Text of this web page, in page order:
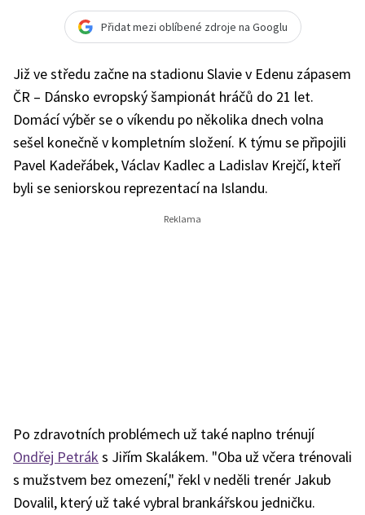
Přidat mezi oblíbené zdroje na Googlu
Již ve středu začne na stadionu Slavie v Edenu zápasem
ČR – Dánsko evropský šampionát hráčů do 21 let.
Domácí výběr se o víkendu po několika dnech volna
sešel konečně v kompletním složení. K týmu se připojili
Pavel Kadeřábek, Václav Kadlec a Ladislav Krejčí, kteří
byli se seniorskou reprezentací na Islandu.
Po zdravotních problémech už také naplno trénují
Ondřej Petrák s Jiřím Skalákem. "Oba už včera trénovali
s mužstvem bez omezení," řekl v neděli trenér Jakub
Dovalil, který už také vybral brankářskou jedničku.